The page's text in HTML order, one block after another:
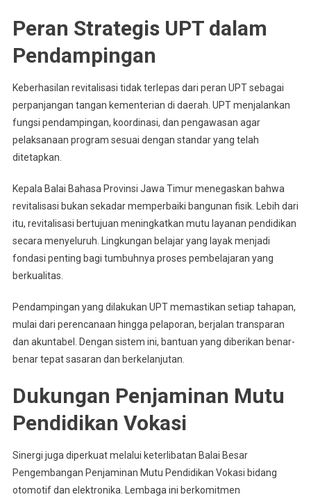
Peran Strategis UPT dalam
Pendampingan
Keberhasilan revitalisasi tidak terlepas dari peran UPT sebagai
perpanjangan tangan kementerian di daerah. UPT menjalankan
fungsi pendampingan, koordinasi, dan pengawasan agar
pelaksanaan program sesuai dengan standar yang telah
ditetapkan.
Kepala Balai Bahasa Provinsi Jawa Timur menegaskan bahwa
revitalisasi bukan sekadar memperbaiki bangunan fisik. Lebih dari
itu, revitalisasi bertujuan meningkatkan mutu layanan pendidikan
secara menyeluruh. Lingkungan belajar yang layak menjadi
fondasi penting bagi tumbuhnya proses pembelajaran yang
berkualitas.
Pendampingan yang dilakukan UPT memastikan setiap tahapan,
mulai dari perencanaan hingga pelaporan, berjalan transparan
dan akuntabel. Dengan sistem ini, bantuan yang diberikan benar-
benar tepat sasaran dan berkelanjutan.
Dukungan Penjaminan Mutu
Pendidikan Vokasi
Sinergi juga diperkuat melalui keterlibatan Balai Besar
Pengembangan Penjaminan Mutu Pendidikan Vokasi bidang
otomotif dan elektronika. Lembaga ini berkomitmen